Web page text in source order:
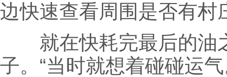
边快速查看周围是否有村
就在快耗完最后的油
子。“当时就想着碰碰运